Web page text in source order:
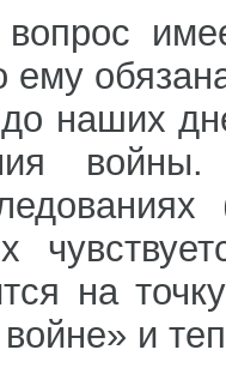
ему
наших
на
и